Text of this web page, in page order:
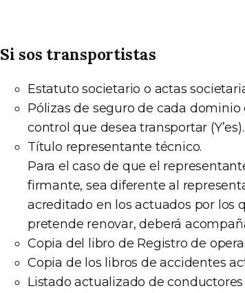
Si sos transportistas
Estatuto societario o actas
Pólizas de seguro de cada
control que desea transportar (Y’es).
Título representante técnico.
Para el caso de que el
firmante, sea diferente al
acreditado en los actuados por los
pretende renovar, deberá
Copia del libro de Registro de
Copia de los libros de accidentes
Listado actualizado de